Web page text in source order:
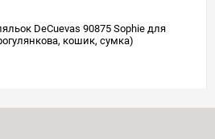
DeCuevas 90875 Sophie для
кошик, сумка)